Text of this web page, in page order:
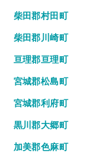
柴田郡村田町
柴田郡川崎町
亘理郡亘理町
宮城郡松島町
宮城郡利府町
黒川郡大郷町
加美郡色麻町